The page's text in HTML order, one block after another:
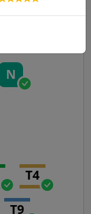
E
N
T4
T9